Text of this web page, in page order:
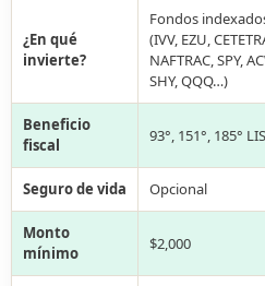
¿En qué
invierte?
Fondos
(IVV, EZU,
NAFTRAC, SPY,
SHY, QQQ…)
Beneficio
fiscal
93°, 151°, 185°
Seguro de vida Opcional
Monto
mínimo
$2,000